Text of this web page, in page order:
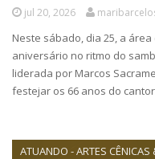
jul 20, 2026
Neste sábado, dia 25, a
aniversário no ritmo do
liderada por Marcos
festejar os 66 anos do
ATUANDO - ARTES CÊNICAS